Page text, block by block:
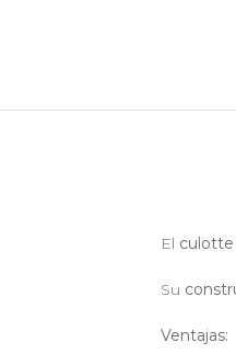
El
Su
Ventajas: